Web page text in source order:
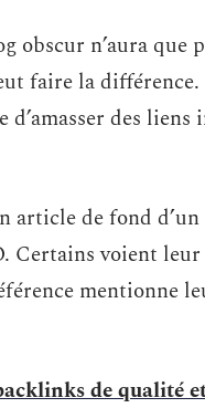
n’aura que
faire la différence.
des liens
article de fond
Certains voient
mentionne
de qualité